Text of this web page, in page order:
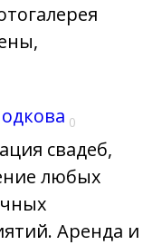
0
свадеб,
любых
Аренда и